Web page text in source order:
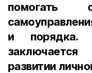
помогать
и порядка.
развитии